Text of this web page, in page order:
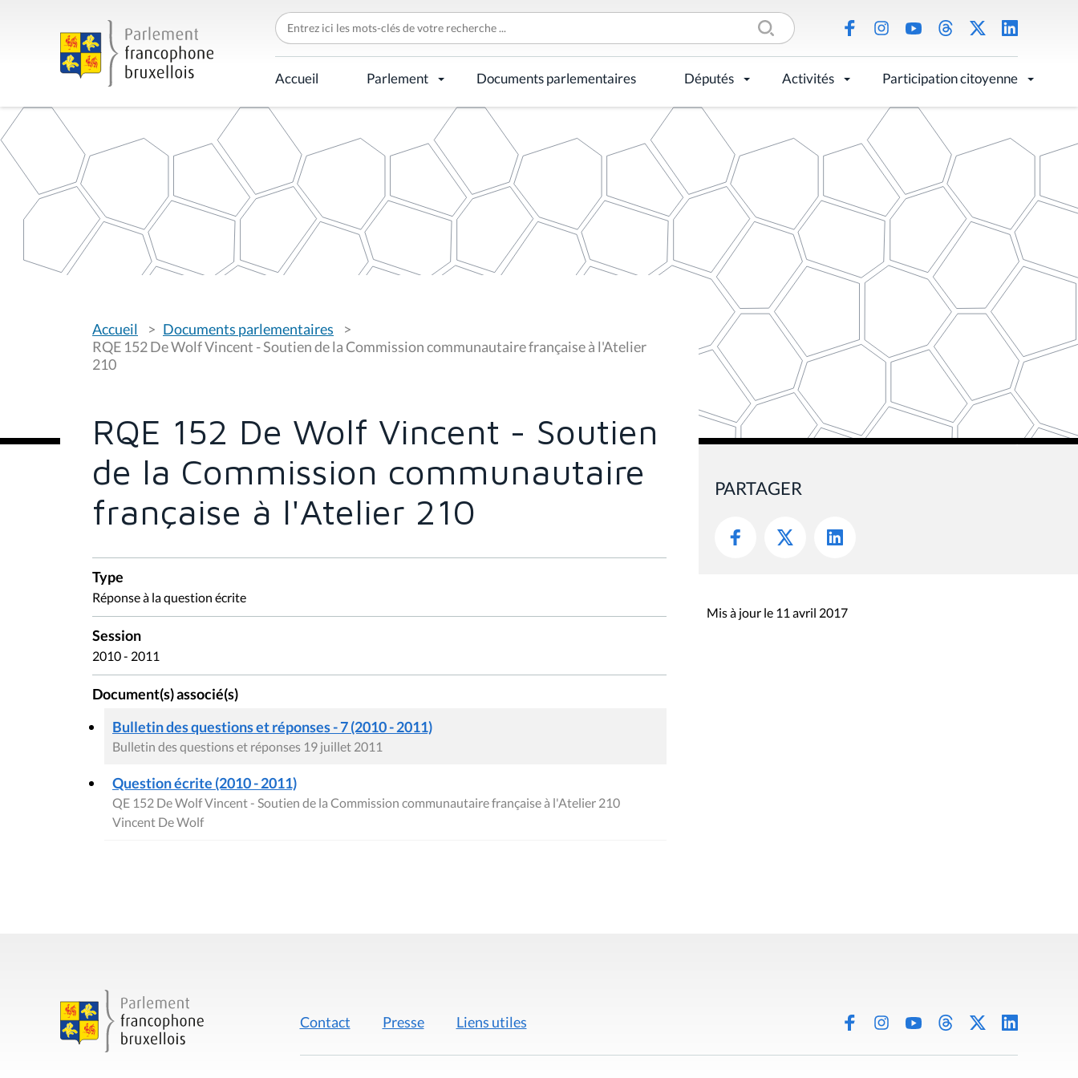
C
h
e
r
c
h
r
p
Accueil Parlement Documents parlementaires Députés Activités Participation citoyenne
o
u
s
ê
:
Accueil
Documents parlementaires
RQE 152 De Wolf Vincent - Soutien de la Commission communautaire française à l'Atelier
210
RQE 152 De Wolf Vincent - Soutien
de la Commission communautaire
française à l'Atelier 210
Type
Réponse à la question écrite
Session
2010 - 2011
Document(s) associé(s)
Bulletin des questions et réponses - 7 (2010 - 2011)
Bulletin des questions et réponses 19 juillet 2011
Question écrite (2010 - 2011)
QE 152 De Wolf Vincent - Soutien de la Commission communautaire française à l'Atelier 210
Vincent De Wolf
PARTAGER
Mis à jour le 11 avril 2017
Contact Presse Liens utiles